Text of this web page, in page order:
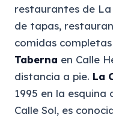
restaurantes de
de tapas,
comidas
Taberna en Calle
distancia a pie. La
1995 en la esquina
Calle Sol, es